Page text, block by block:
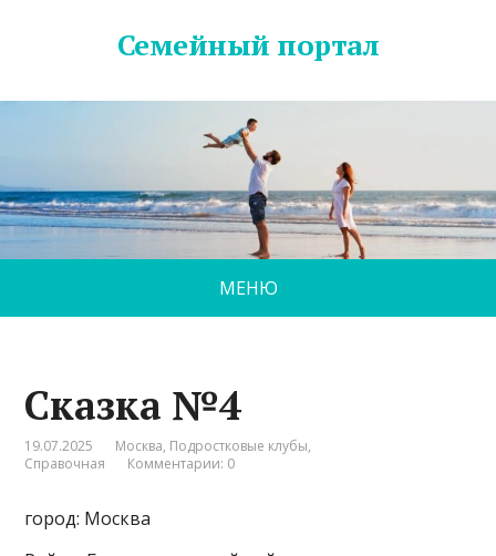
Семейный портал
МЕНЮ
Сказка №4
19.07.2025 Москва, Подростковые клубы,
Справочная
Комментарии: 0
город: Москва